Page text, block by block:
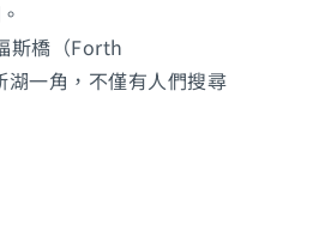
斯橋（Forth
一角，不僅有人們搜尋